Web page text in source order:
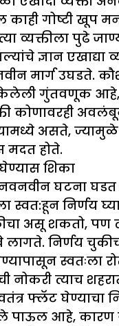
काही गोष्टी खूप
व्यक्तीला पुढे
ज्ञान एखाद्या
मार्ग उघडते.
केलेली गुंतवणूक
कोणावरही
असते,
मदत होते.
शिका
घटना घडत
स्वत:हून निर्णय
असू शकतो, पण
लागते. निर्णय
स्वतःला
नोकरी त्याच
फ्लॅट घेण्याचा
आहे, कारण